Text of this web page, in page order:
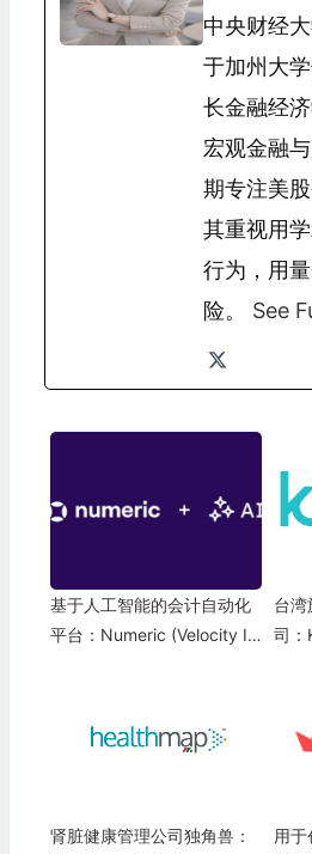
中央财经
于加州大
长金融经济
宏观金融
期专注美
其重视用
行为，用
险。 See
基于人工智能的会计自动化
平台：Numeric (Velocity In
台湾
司：
肾脏健康管理公司独角兽：
用